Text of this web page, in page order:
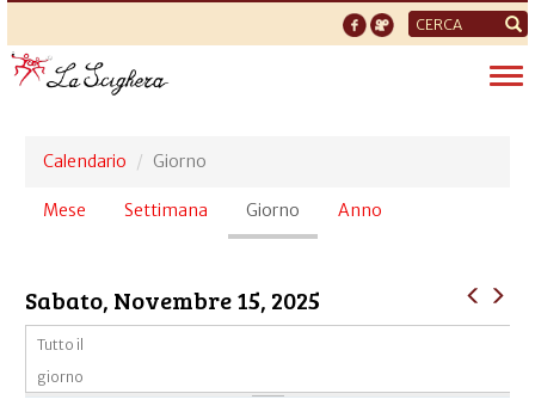
Form
di
ricerca
Calendario Giorno
Schede
Mese Settimana Giorno (scheda
attiva)
Anno
Sabato, Novembre 15, 2025
Tutto il
giorno